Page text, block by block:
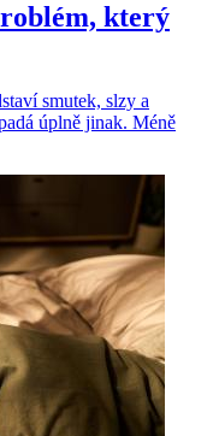
který
smutek, slzy a
úplně jinak. Méně